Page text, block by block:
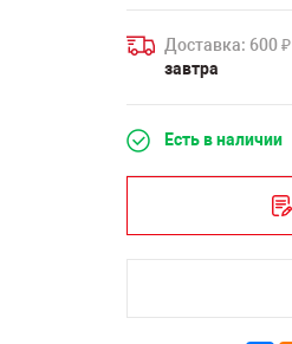
Доставка: 600 ₽
завтра
Есть в наличии